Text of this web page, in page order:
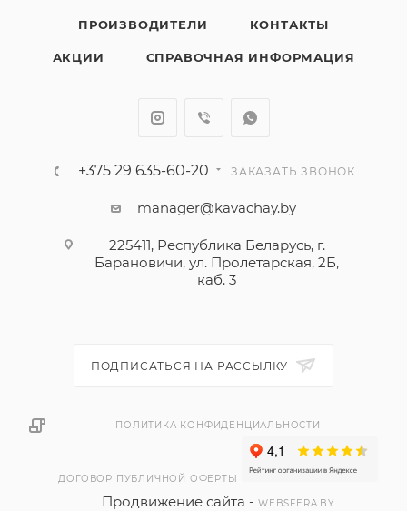
ПРОИЗВОДИТЕЛИ КОНТАКТЫ
АКЦИИ СПРАВОЧНАЯ ИНФОРМАЦИЯ
+375 29 635-60-20 ЗАКАЗАТЬ ЗВОНОК
manager@kavachay.by
225411, Республика Беларусь, г.
Барановичи, ул. Пролетарская, 2Б,
каб. 3
ПОДПИСАТЬСЯ НА РАССЫЛКУ
ПОЛИТИКА КОНФИДЕНЦИАЛЬНОСТИ
ДОГОВОР ПУБЛИЧНОЙ ОФЕРТЫ
Продвижение сайта -WEBSFERA.BY